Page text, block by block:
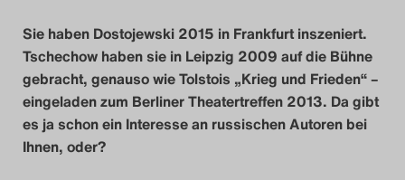
Sie haben Dostojewski 2015 in Frankfurt inszeniert.
Tschechow haben sie in Leipzig 2009 auf die Bühne
gebracht, genauso wie Tolstois „Krieg und Frieden“ –
eingeladen zum Berliner Theatertreffen 2013. Da gibt
es ja schon ein Interesse an russischen Autoren bei
Ihnen, oder?